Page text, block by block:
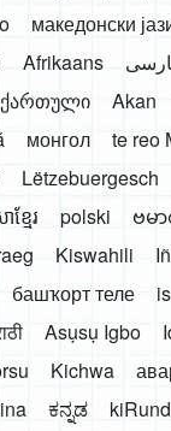
македонски
Afrikaans
ქართული Akan
монгол te reo
Lëtzebuergesch
ខ្មែរ polski ဗမ
Kiswahili
башҡорт теле
Asụsụ Igbo
Kichwa
ಕನ್ನಡ